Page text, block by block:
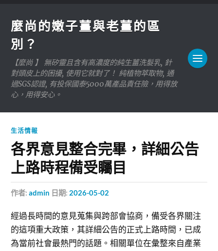
麼尚的嫩子薑與老薑的區
別？
【麼尚 】 無矽靈且含有高濃度的純生薑洗髮乳, 針
對頭皮上的困擾, 使用它就對了！ 純植物萃取物, 通
過SGS認證, 有投保國泰5000萬產品責任險，用得放
心，用得安心。
生活情報
各界意見整合完畢，詳細公告
上路時程備受矚目
作者:admin 日期: 2026-05-02
經過長時間的意見蒐集與跨部會協商，備受各界關注
的這項重大政策，其詳細公告的正式上路時間，已成
為當前社會最熱門的話題。相關單位在彙整來自產業